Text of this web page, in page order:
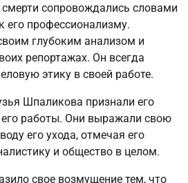
смерти сопровождались словами
его профессионализму.
глубоким анализом и
репортажах. Он всегда
этику в своей работе.
Шпаликова признали его
его работы. Они выражали свою
его ухода, отмечая его
и общество в целом.
свое возмущение тем, что